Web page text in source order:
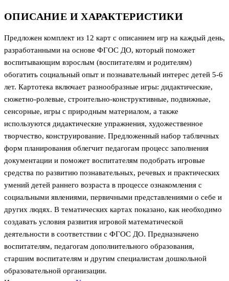
ОПИСАНИЕ И ХАРАКТЕРИСТИКИ
Предложен комплект из 12 карт с описанием игр на каждый день,
разработанными на основе ФГОС ДО, который поможет
воспитывающим взрослым (воспитателям и родителям)
обогатить социальный опыт и познавательный интерес детей 5-6
лет. Картотека включает разнообразные игры: дидактические,
сюжетно-ролевые, строительно-конструктивные, подвижные,
сенсорные, игры с природным материалом, а также
используются дидактические упражнения, художественное
творчество, конструирование. Предложенный набор табличных
форм планирования облегчит педагогам процесс заполнения
документации и поможет воспитателям подобрать игровые
средства по развитию познавательных, речевых и практических
умений детей раннего возраста в процессе ознакомления с
социальными явлениями, первичными представлениями о себе и
других людях. В тематических картах показано, как необходимо
создавать условия развития игровой математической
деятельности в соответствии с ФГОС ДО. Предназначено
воспитателям, педагогам дополнительного образования,
старшим воспитателям и другим специалистам дошкольной
образовательной организации.